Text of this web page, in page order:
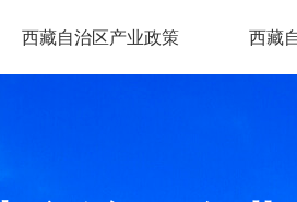
西藏自治区产业政策 西藏